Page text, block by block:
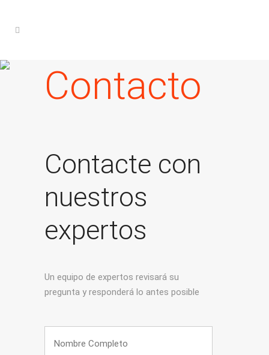
Contacto
Contacte con
nuestros
expertos
Un equipo de expertos revisará su
pregunta y responderá lo antes posible